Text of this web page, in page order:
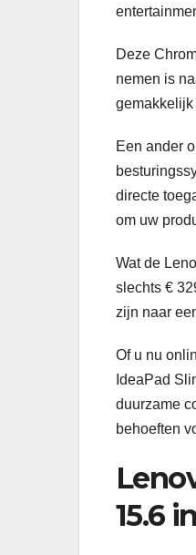
Deze
nemen is
gemakkelijk
Een ander
directe
om uw
Wat de
slechts €
zijn naar
Of u nu
IdeaPad
duurzame
behoeften
15.6